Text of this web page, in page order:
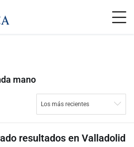
mano
Los más recientes
resultados en Valladolid